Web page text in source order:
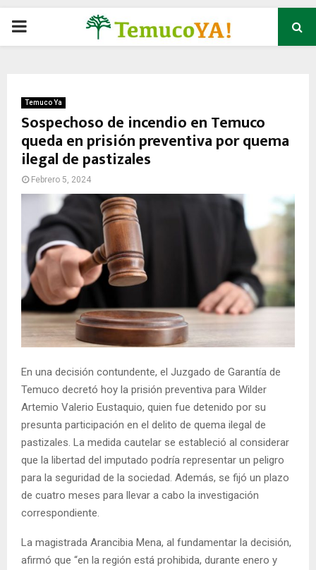
P
M
A
Y
M
N
U
Temuco Ya
Sospechoso de incendio en Temuco
queda en prisión preventiva por quema
ilegal de pastizales
Febrero 5, 2024
En una decisión contundente, el Juzgado de Garantía de
Temuco decretó hoy la prisión preventiva para Wilder
Artemio Valerio Eustaquio, quien fue detenido por su
presunta participación en el delito de quema ilegal de
pastizales. La medida cautelar se estableció al considerar
que la libertad del imputado podría representar un peligro
para la seguridad de la sociedad. Además, se fijó un plazo
de cuatro meses para llevar a cabo la investigación
correspondiente.
La magistrada Arancibia Mena, al fundamentar la decisión,
afirmó que “en la región está prohibida, durante enero y